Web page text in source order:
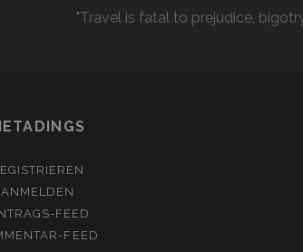
"Travel is fatal to prejudice,
ANMELDEN
FEED
FEED